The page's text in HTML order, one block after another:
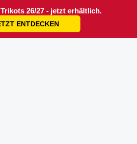
26/27 - jetzt erhältlich.
ENTDECKEN